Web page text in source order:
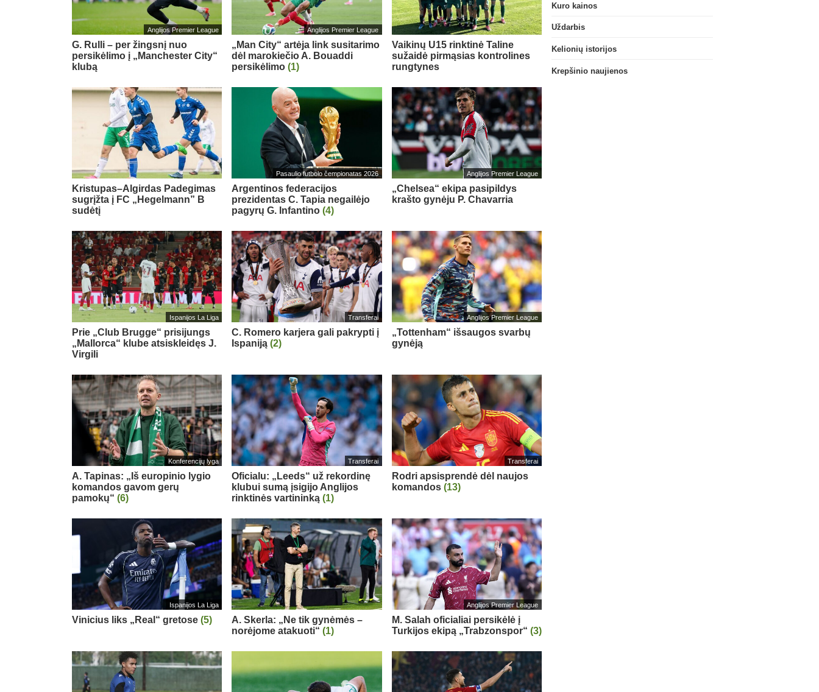
Anglijos Premier League
G. Rulli – per žingsnį nuo
persikėlimo į „Manchester City“
klubą
Anglijos Premier League
„Man City“ artėja link susitarimo
dėl marokiečio A. Bouaddi
persikėlimo(1)
Vaikinų U15 rinktinė Taline
sužaidė pirmąsias kontrolines
rungtynes
Kristupas–Algirdas Padegimas
sugrįžta į FC „Hegelmann” B
sudėtį
Pasaulio futbolo čempionatas 2026
Argentinos federacijos
prezidentas C. Tapia negailėjo
pagyrų G. Infantino(4)
Anglijos Premier League
„Chelsea“ ekipa pasipildys
krašto gynėju P. Chavarria
Ispanijos La Liga
Prie „Club Brugge“ prisijungs
„Mallorca“ klube atsiskleidęs J.
Virgili
Transferai
C. Romero karjera gali pakrypti į
Ispaniją(2)
Anglijos Premier League
„Tottenham“ išsaugos svarbų
gynėją
Konferencijų lyga
A. Tapinas: „Iš europinio lygio
komandos gavom gerų
pamokų“ (6)
Transferai
Oficialu: „Leeds“ už rekordinę
klubui sumą įsigijo Anglijos
rinktinės vartininką(1)
Transferai
Rodri apsisprendė dėl naujos
komandos (13)
Ispanijos La Liga
Vinicius liks „Real“ gretose (5)
A. Skerla: „Ne tik gynėmės –
norėjome atakuoti“(1)
Anglijos Premier League
M. Salah oficialiai persikėlė į
Turkijos ekipą „Trabzonspor“ (3)
Kuro kainos
Uždarbis
Kelionių istorijos
Krepšinio naujienos